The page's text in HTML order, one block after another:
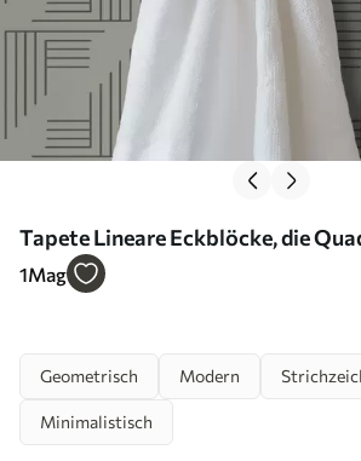
Tapete Lineare Eckblöcke, die
warmem Grau bilden Nr. a00907
1Mag
Geometrisch Modern
Minimalistisch